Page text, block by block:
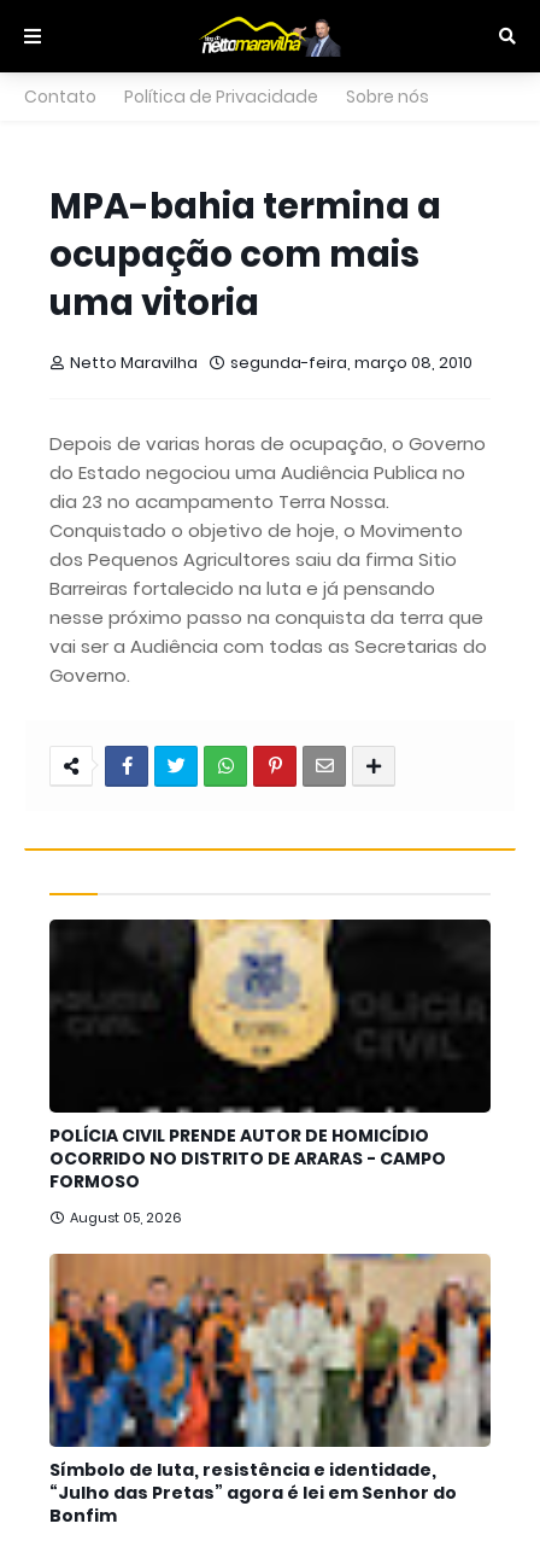
Contato Política de Privacidade Sobre nós
MPA-bahia termina a
ocupação com mais
uma vitoria
Netto Maravilha segunda-feira, março 08, 2010
Depois de varias horas de ocupação, o Governo
do Estado negociou uma Audiência Publica no
dia 23 no acampamento Terra Nossa.
Conquistado o objetivo de hoje, o Movimento
dos Pequenos Agricultores saiu da firma Sitio
Barreiras fortalecido na luta e já pensando
nesse próximo passo na conquista da terra que
vai ser a Audiência com todas as Secretarias do
Governo.
POLÍCIA CIVIL PRENDE AUTOR DE HOMICÍDIO
OCORRIDO NO DISTRITO DE ARARAS - CAMPO
FORMOSO
August 05, 2026
Símbolo de luta, resistência e identidade,
“Julho das Pretas” agora é lei em Senhor do
Bonfim